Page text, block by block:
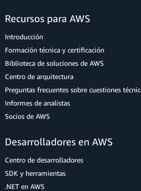
Recursos para AWS
Introducción
Formación técnica y certificación
Biblioteca de soluciones de AWS
Centro de arquitectura
Preguntas frecuentes sobre cuestiones
Informes de analistas
Socios de AWS
Desarrolladores en AWS
Centro de desarrolladores
SDK y herramientas
.NET en AWS